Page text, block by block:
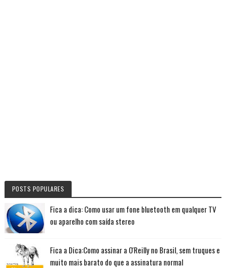
POSTS POPULARES
Fica a dica: Como usar um fone bluetooth em qualquer TV
ou aparelho com saída stereo
Fica a Dica:Como assinar a O'Reilly no Brasil, sem truques e
muito mais barato do que a assinatura normal